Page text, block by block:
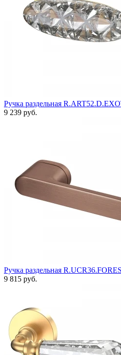
Ручка раздельная
9 239 руб.
Ручка раздельная
9 815 руб.